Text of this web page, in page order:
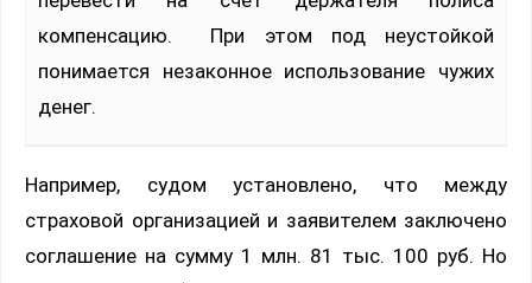
компенсацию. При этом под неустойкой
понимается незаконное использование чужих
денег.
Например, судом установлено, что между
страховой организацией и заявителем заключено
соглашение на сумму 1 млн. 81 тыс. 100 руб. Но